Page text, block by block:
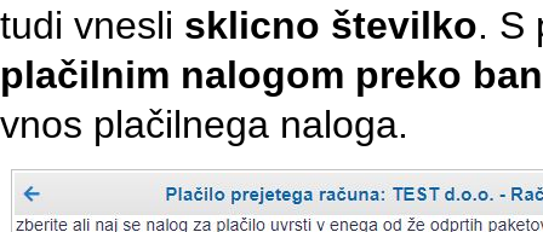
tudi vnesli sklicno številko. S
plačilnim nalogom preko
vnos plačilnega naloga.